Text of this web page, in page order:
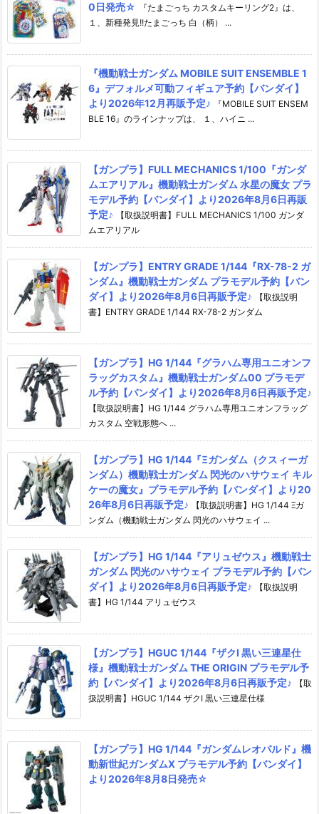
0日発売☆
『たまごっち カスタムキーリング2』は、
１、新種発見!!たまごっち 白（柄） ...
『機動戦士ガンダム MOBILE SUIT ENSEMBLE 1
6』デフォルメ可動フィギュア予約【バンダイ】
より2026年12月再販予定♪
『MOBILE SUIT ENSEM
BLE 16』のラインナップは、 １、ハイニ ...
【ガンプラ】FULL MECHANICS 1/100『ガンダ
ムエアリアル』機動戦士ガンダム 水星の魔女 プラ
モデル予約【バンダイ】より2026年8月6日再販
予定♪
【取扱説明書】FULL MECHANICS 1/100 ガンダ
ムエアリアル
【ガンプラ】ENTRY GRADE 1/144『RX-78-2 ガ
ンダム』機動戦士ガンダム プラモデル予約【バン
ダイ】より2026年8月6日再販予定♪
【取扱説明
書】ENTRY GRADE 1/144 RX-78-2 ガンダム
【ガンプラ】HG 1/144『グラハム専用ユニオンフ
ラッグカスタム』機動戦士ガンダム00 プラモデ
ル予約【バンダイ】より2026年8月6日再販予定♪
【取扱説明書】HG 1/144 グラハム専用ユニオンフラッグ
カスタム 空戦形態へ ...
【ガンプラ】HG 1/144『Ξガンダム（クスィーガ
ンダム）機動戦士ガンダム 閃光のハサウェイ キル
ケーの魔女』プラモデル予約【バンダイ】より20
26年8月6日再販予定♪
【取扱説明書】HG 1/144 Ξガ
ンダム（機動戦士ガンダム 閃光のハサウェイ ...
【ガンプラ】HG 1/144『アリュゼウス』機動戦士
ガンダム 閃光のハサウェイ プラモデル予約【バン
ダイ】より2026年8月6日再販予定♪
【取扱説明
書】HG 1/144 アリュゼウス
【ガンプラ】HGUC 1/144『ザクI 黒い三連星仕
様』機動戦士ガンダム THE ORIGIN プラモデル予
約【バンダイ】より2026年8月6日再販予定♪
【取
扱説明書】HGUC 1/144 ザクI 黒い三連星仕様
【ガンプラ】HG 1/144『ガンダムレオパルド』機
動新世紀ガンダムX プラモデル予約【バンダイ】
より2026年8月8日発売☆